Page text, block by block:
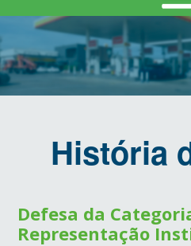
História
Defesa da
Representação